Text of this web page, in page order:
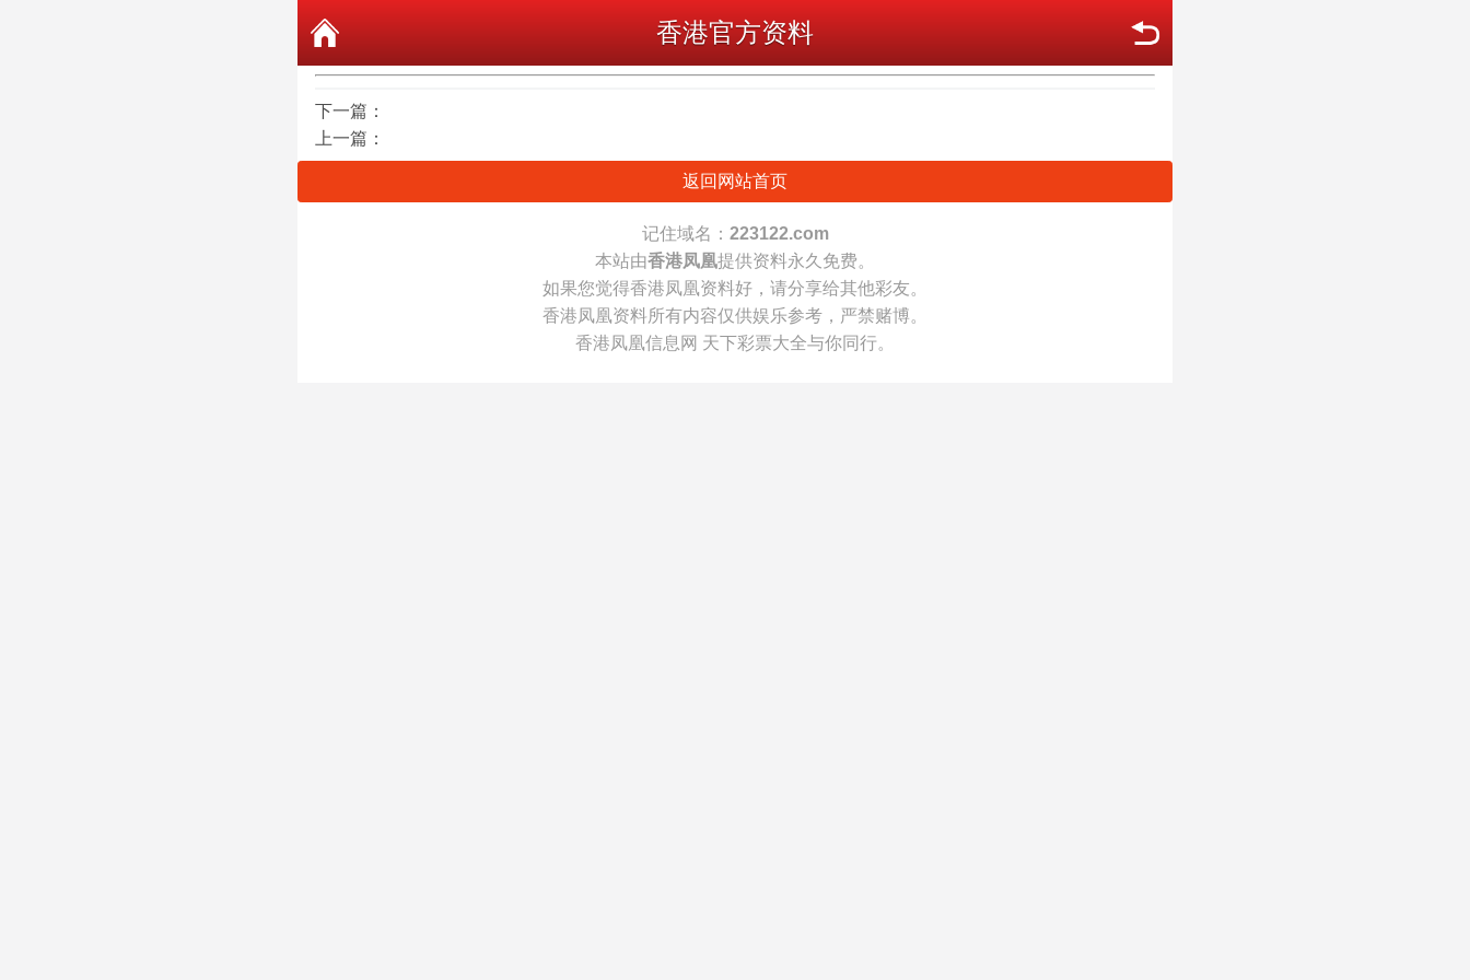
香港官方资料
下一篇：
上一篇：
返回网站首页
记住域名： 223122.com
本站由香港凤凰提供资料永久免费。
如果您觉得香港凤凰资料好，请分享给其他彩友。
香港凤凰资料所有内容仅供娱乐参考，严禁赌博。
香港凤凰信息网 天下彩票大全与你同行。